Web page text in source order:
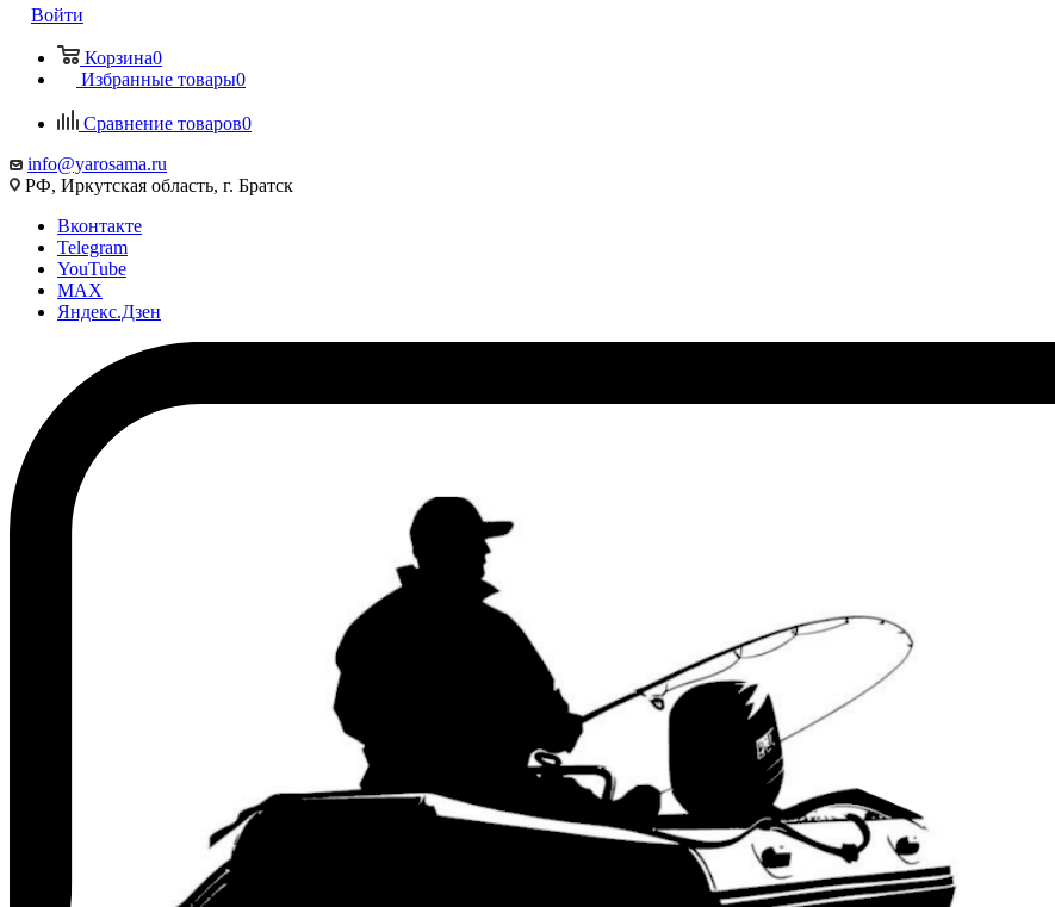
Войти
Корзина0
Избранные товары0
Сравнение товаров0
info@yarosama.ru
РФ, Иркутская область, г. Братск
Вконтакте
Telegram
YouTube
MAX
Яндекс.Дзен